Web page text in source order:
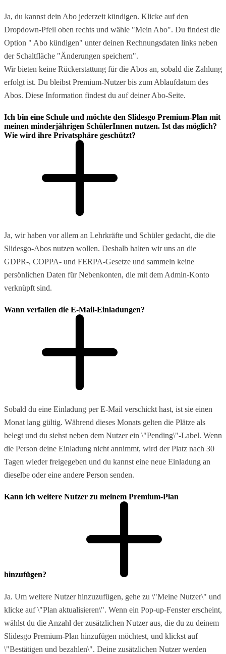
Ja, du kannst dein Abo jederzeit kündigen. Klicke auf den
Dropdown-Pfeil oben rechts und wähle "Mein Abo". Du findest die
Option " Abo kündigen" unter deinen Rechnungsdaten links neben
der Schaltfläche "Änderungen speichern".
Wir bieten keine Rückerstattung für die Abos an, sobald die Zahlung
erfolgt ist. Du bleibst Premium-Nutzer bis zum Ablaufdatum des
Abos. Diese Information findest du auf deiner Abo-Seite.
Ich bin eine Schule und möchte den Slidesgo Premium-Plan mit
meinen minderjährigen SchülerInnen nutzen. Ist das möglich?
Wie wird ihre Privatsphäre geschützt?
Ja, wir haben vor allem an Lehrkräfte und Schüler gedacht, die die
Slidesgo-Abos nutzen wollen. Deshalb halten wir uns an die
GDPR-, COPPA- und FERPA-Gesetze und sammeln keine
persönlichen Daten für Nebenkonten, die mit dem Admin-Konto
verknüpft sind.
Wann verfallen die E-Mail-Einladungen?
Sobald du eine Einladung per E-Mail verschickt hast, ist sie einen
Monat lang gültig. Während dieses Monats gelten die Plätze als
belegt und du siehst neben dem Nutzer ein \"Pending\"-Label. Wenn
die Person deine Einladung nicht annimmt, wird der Platz nach 30
Tagen wieder freigegeben und du kannst eine neue Einladung an
dieselbe oder eine andere Person senden.
Kann ich weitere Nutzer zu meinem Premium-Plan
hinzufügen?
Ja. Um weitere Nutzer hinzuzufügen, gehe zu \"Meine Nutzer\" und
klicke auf \"Plan aktualisieren\". Wenn ein Pop-up-Fenster erscheint,
wählst du die Anzahl der zusätzlichen Nutzer aus, die du zu deinem
Slidesgo Premium-Plan hinzufügen möchtest, und klickst auf
\"Bestätigen und bezahlen\". Deine zusätzlichen Nutzer werden